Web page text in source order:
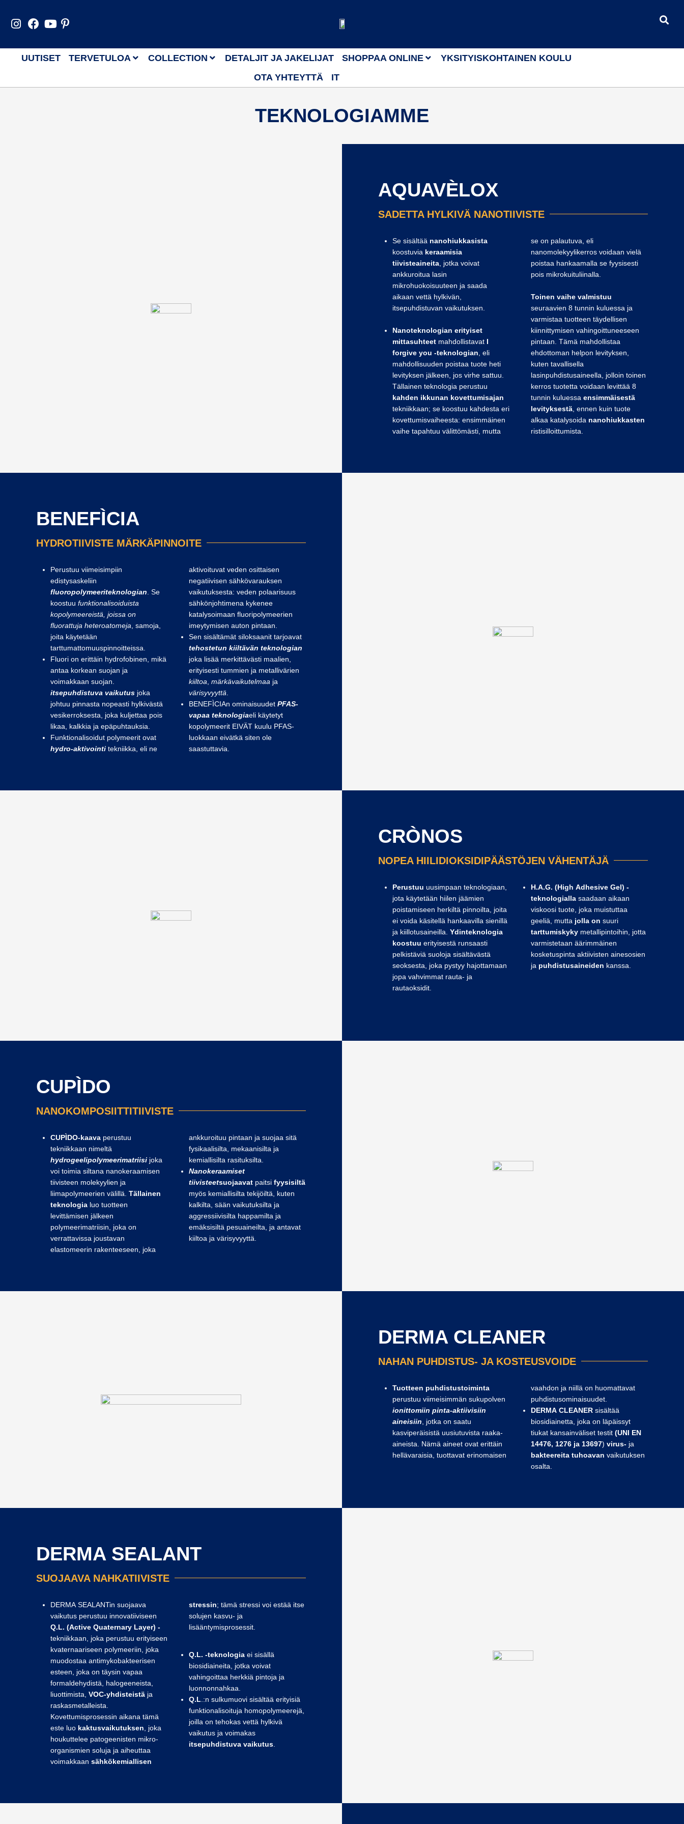
UUTISET TERVETULOA COLLECTION DETALJIT JA JAKELIJAT SHOPPAA ONLINE
YKSITYISKOHTAINEN KOULU
OTA YHTEYTTÄ
IT
TEKNOLOGIAMME
AQUAVÈLOX
SADETTA HYLKIVÄ NANOTIIVISTE
Se sisältää nanohiukkasista
koostuvia keraamisia
tiivisteaineita , jotka voivat
ankkuroitua lasin
mikrohuokoisuuteen ja saada
aikaan vettä hylkivän,
itsepuhdistuvan vaikutuksen.
Nanoteknologian erityiset
mittasuhteet mahdollistavat I
forgive you -teknologian , eli
mahdollisuuden poistaa tuote heti
levityksen jälkeen, jos virhe sattuu.
Tällainen teknologia perustuu
kahden ikkunan kovettumisajan
tekniikkaan; se koostuu kahdesta eri
kovettumisvaiheesta: ensimmäinen
vaihe tapahtuu välittömästi, mutta
se on palautuva, eli
nanomolekyylikerros voidaan vielä
poistaa hankaamalla se fyysisesti
pois mikrokuituliinalla.
Toinen vaihe valmistuu
seuraavien 8 tunnin kuluessa ja
varmistaa tuotteen täydellisen
kiinnittymisen vahingoittuneeseen
pintaan. Tämä mahdollistaa
ehdottoman helpon levityksen,
kuten tavallisella
lasinpuhdistusaineella, jolloin toinen
kerros tuotetta voidaan levittää 8
tunnin kuluessa ensimmäisestä
levityksestä , ennen kuin tuote
alkaa katalysoida nanohiukkasten
ristisilloittumista.
BENEFÌCIA
HYDROTIIVISTE MÄRKÄPINNOITE
Perustuu viimeisimpiin
edistysaskeliin
fluoropolymeeriteknologian . Se
koostuu funktionalisoiduista
kopolymeereistä, joissa on
fluorattuja heteroatomeja , samoja,
joita käytetään
tarttumattomuuspinnoitteissa.
Fluori on erittäin hydrofobinen, mikä
antaa korkean suojan ja
voimakkaan suojan.
itsepuhdistuva vaikutus joka
johtuu pinnasta nopeasti hylkivästä
vesikerroksesta, joka kuljettaa pois
likaa, kalkkia ja epäpuhtauksia.
Funktionalisoidut polymeerit ovat
hydro-aktivointi tekniikka, eli ne
aktivoituvat veden osittaisen
negatiivisen sähkövarauksen
vaikutuksesta: veden polaarisuus
sähkönjohtimena kykenee
katalysoimaan fluoripolymeerien
imeytymisen auton pintaan.
Sen sisältämät siloksaanit tarjoavat
tehostetun kiiltävän teknologian
joka lisää merkittävästi maalien,
erityisesti tummien ja metallivärien
kiiltoa märkävaikutelmaa ja
värisyvyyttä
BENEFÌCIAn ominaisuudet PFAS-
vapaa teknologiaeli käytetyt
kopolymeerit EIVÄT kuulu PFAS-
luokkaan eivätkä siten ole
saastuttavia.
CRÒNOS
NOPEA HIILIDIOKSIDIPÄÄSTÖJEN VÄHENTÄJÄ
Perustuu uusimpaan teknologiaan,
jota käytetään hiilen jäämien
poistamiseen herkiltä pinnoilta, joita
ei voida käsitellä hankaavilla sienillä
ja kiillotusaineilla. Ydinteknologia
koostuu erityisestä runsaasti
pelkistäviä suoloja sisältävästä
seoksesta, joka pystyy hajottamaan
jopa vahvimmat rauta- ja
rautaoksidit.
H.A.G. (High Adhesive Gel) -
teknologialla saadaan aikaan
viskoosi tuote, joka muistuttaa
geeliä, mutta jolla on suuri
tarttumiskyky metallipintoihin, jotta
varmistetaan äärimmäinen
kosketuspinta aktiivisten ainesosien
ja puhdistusaineiden kanssa.
CUPÌDO
NANOKOMPOSIITTITIIVISTE
CUPÌDO-kaava perustuu
tekniikkaan nimeltä
hydrogeelipolymeerimatriisi joka
voi toimia siltana nanokeraamisen
tiivisteen molekyylien ja
liimapolymeerien välillä. Tällainen
teknologia luo tuotteen
levittämisen jälkeen
polymeerimatriisin, joka on
verrattavissa joustavan
elastomeerin rakenteeseen, joka
ankkuroituu pintaan ja suojaa sitä
fysikaalisilta, mekaanisilta ja
kemiallisilta rasituksilta.
Nanokeraamiset
tiivisteetsuojaavat paitsi fyysisiltä
myös kemiallisilta tekijöiltä, kuten
kalkilta, sään vaikutuksilta ja
aggressiivisilta happamilta ja
emäksisiltä pesuaineilta, ja antavat
kiiltoa ja värisyvyyttä.
DERMA CLEANER
NAHAN PUHDISTUS- JA KOSTEUSVOIDE
Tuotteen puhdistustoiminta
perustuu viimeisimmän sukupolven
ionittomiin pinta-aktiivisiin
aineisiin , jotka on saatu
kasviperäisistä uusiutuvista raaka-
aineista. Nämä aineet ovat erittäin
hellävaraisia, tuottavat erinomaisen
vaahdon ja niillä on huomattavat
puhdistusominaisuudet.
DERMA CLEANER sisältää
biosidiainetta, joka on läpäissyt
tiukat kansainväliset testit (UNI EN
14476, 1276 ja 13697) virus- ja
bakteereita tuhoavan vaikutuksen
osalta.
DERMA SEALANT
SUOJAAVA NAHKATIIVISTE
DERMA SEALANTin suojaava
vaikutus perustuu innovatiiviseen
Q.L. (Active Quaternary Layer) -
tekniikkaan, joka perustuu erityiseen
kvaternaariseen polymeeriin, joka
muodostaa antimykobakteerisen
esteen, joka on täysin vapaa
formaldehydistä, halogeeneista,
liuottimista, VOC-yhdisteistä ja
raskasmetalleista.
Kovettumisprosessin aikana tämä
este luo kaktusvaikutuksen , joka
houkuttelee patogeenisten mikro-
organismien soluja ja aiheuttaa
voimakkaan sähkökemiallisen
stressin; tämä stressi voi estää itse
solujen kasvu- ja
lisääntymisprosessit.
Q.L. -teknologia ei sisällä
biosidiaineita, jotka voivat
vahingoittaa herkkiä pintoja ja
luonnonnahkaa.
Q.L .:n sulkumuovi sisältää erityisiä
funktionalisoituja homopolymeerejä,
joilla on tehokas vettä hylkivä
vaikutus ja voimakas
itsepuhdistuva vaikutus